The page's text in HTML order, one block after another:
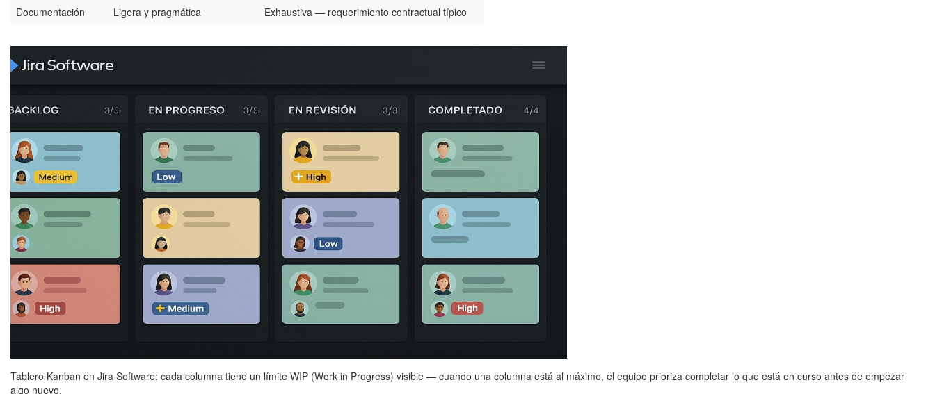
Documentación
Ligera y pragmática Exhaustiva — requerimiento contractual típico
Tablero Kanban en Jira Software: cada columna tiene un límite WIP (Work in Progress) visible — cuando una columna está al máximo, el equipo prioriza completar lo que está en curso antes de empezar
algo nuevo.